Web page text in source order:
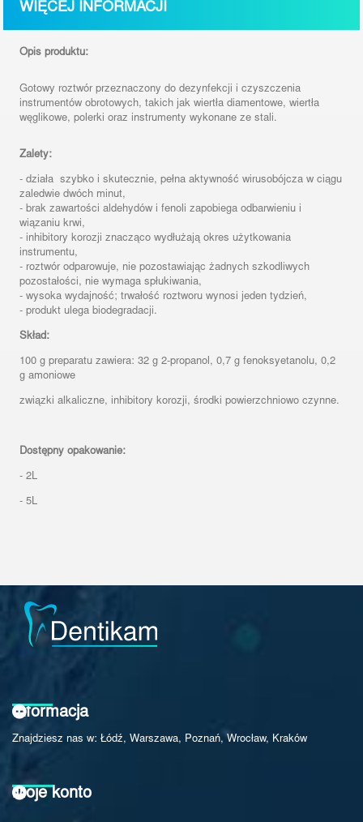
WIĘCEJ INFORMACJI
Opis produktu:
Gotowy roztwór przeznaczony do dezynfekcji i czyszczenia
instrumentów obrotowych, takich jak wiertła diamentowe, wiertła
węglikowe, polerki oraz instrumenty wykonane ze stali.
Zalety:
- działa szybko i skutecznie, pełna aktywność wirusobójcza w ciągu
zaledwie dwóch minut,
- brak zawartości aldehydów i fenoli zapobiega odbarwieniu i
wiązaniu krwi,
- inhibitory korozji znacząco wydłużają okres użytkowania
instrumentu,
- roztwór odparowuje, nie pozostawiając żadnych szkodliwych
pozostałości, nie wymaga spłukiwania,
- wysoka wydajność; trwałość roztworu wynosi jeden tydzień,
- produkt ulega biodegradacji.
Skład:
100 g preparatu zawiera: 32 g 2-propanol, 0,7 g fenoksyetanolu, 0,2
g amoniowe
związki alkaliczne, inhibitory korozji, środki powierzchniowo czynne.
Dostępny opakowanie:
- 2L
- 5L
Informacja
Znajdziesz nas w: Łódź, Warszawa, Poznań, Wrocław, Kraków
Moje konto